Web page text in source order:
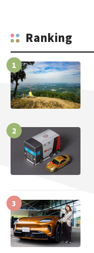
Ranking